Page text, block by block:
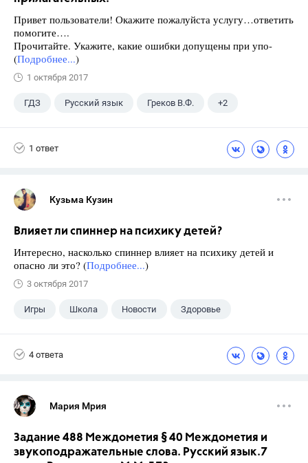
Привет пользователи! Окажите пожалуйста услугу…ответить
помогите….
Прочитайте. Укажите, какие ошибки допущены при упо-
(Подробнее...)
1 октября 2017
ГДЗ Русский язык Греков В.Ф. +2
1 ответ
Кузьма Кузин
Влияет ли спиннер на психику детей?
Интересно, насколько спиннер влияет на психику детей и
опасно ли это? (Подробнее...)
3 октября 2017
Игры Школа Новости Здоровье
4 ответа
Мария Мрия
Задание 488 Междометия § 40 Междометия и
звукоподражательные слова. Русский язык.7